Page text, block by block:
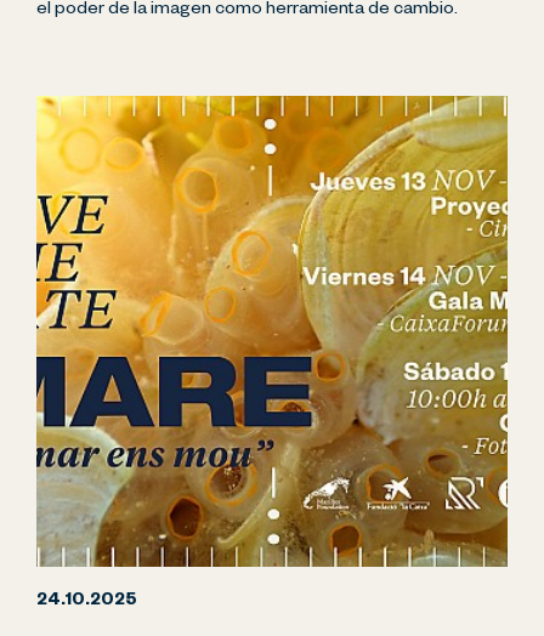
el poder de la imagen como herramienta de cambio.
24.10.2025